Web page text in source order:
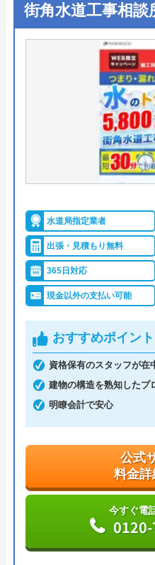
●出張見積もり 出張見
●支払い方法 現金、
施工対
―
水の生活救急車がお
拠点数2270店舗と日本
い合わせ受付をしてく
水トラブルの不安もす
調整作業のみであれば
わせから見積もりまで
ずは電話相談をしてみる
日本全国の水トラブル
車はトイレのみならず
どにも対応してくれる
おすすめポイントとし
は240万件以上と豊富な
で業者を手配してくれ
けしてくれるところです
街角水道工事相談
水道局指定業者
出張・見積もり無料
365日対応
現金以外の支払い可能
おすすめポイント
資格保有のスタッフが在
建物の構造を熟知したプ
明瞭会計で安心
公式
料金
今すぐ電